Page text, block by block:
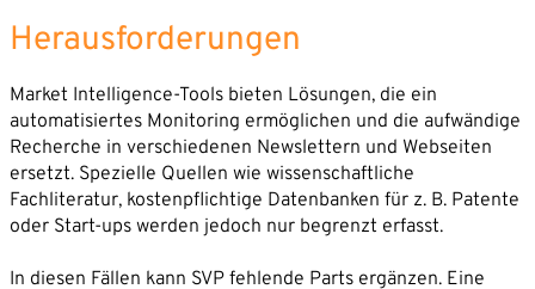
Herausforderungen
Market Intelligence-Tools bieten Lösungen, die ein
automatisiertes Monitoring ermöglichen und die aufwändige
Recherche in verschiedenen Newslettern und Webseiten
ersetzt. Spezielle Quellen wie wissenschaftliche
Fachliteratur, kostenpflichtige Datenbanken für z. B. Patente
oder Start-ups werden jedoch nur begrenzt erfasst.
In diesen Fällen kann SVP fehlende Parts ergänzen. Eine
Nachricht